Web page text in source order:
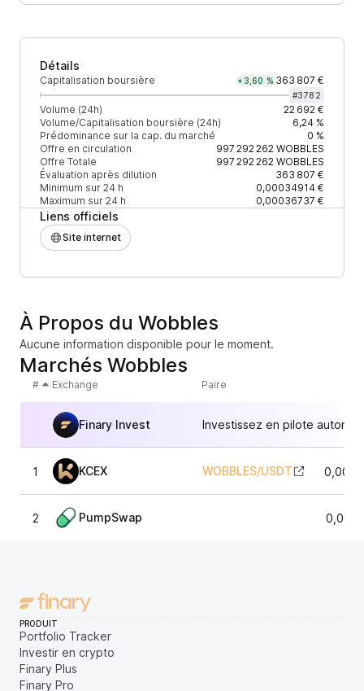
Détails
Capitalisation boursière +3,60 % 363 807 €
#3782
Volume (24h)
22 692 €
Volume/Capitalisation boursière (24h)
6,24 %
Prédominance sur la cap. du marché
0 %
Offre en circulation
997 292 262WOBBLES
Offre Totale
997 292 262WOBBLES
Évaluation après dilution
363 807 €
Minimum sur 24 h
0,00034914 €
Maximum sur 24 h
0,00036737 €
Liens officiels
Site internet
À Propos du Wobbles
Aucune information disponible pour le moment.
Marchés Wobbles
# Exchange Paire
Finary Invest Investissez en pilote
1 KCEX WOBBLES/USDT
2 PumpSwap
PRODUIT
Portfolio Tracker
Investir en crypto
Finary Plus
Finary Pro